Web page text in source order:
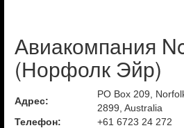
Авиакомпания
(Норфолк Эйр)
Адрес:
PO Box 209,
2899, Australia
Телефон:
+61 6723 24 272